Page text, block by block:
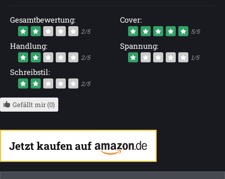
Gesamtbewertung:
2/5
Cover:
5/5
Handlung:
2/5
Spannung:
1/5
Schreibstil:
2/5
Gefällt mir (0)
Jetzt kaufen auf